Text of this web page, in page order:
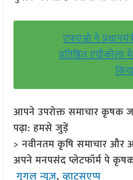
एफएओ ने
प्रतिष्ठित
आपने उपरोक्त समाचार कृषक
पढ़ा: हमसे जुड़ें
> नवीनतम कृषि समाचार
अपने मनपसंद प्लेटफॉर्म पे